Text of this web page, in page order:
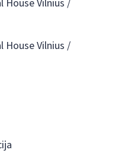
Vilnius /
House Vilnius /